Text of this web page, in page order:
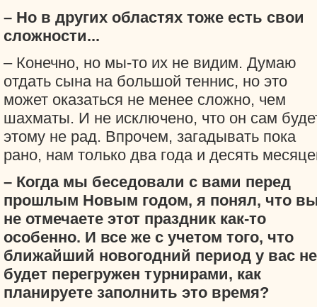
– Но в других областях тоже есть свои
сложности...
– Конечно, но мы-то их не видим. Думаю
отдать сына на большой теннис, но это
может оказаться не менее сложно, чем
шахматы. И не исключено, что он сам
этому не рад. Впрочем, загадывать пока
рано, нам только два года и десять
– Когда мы беседовали с вами перед
прошлым Новым годом, я понял, что
не отмечаете этот праздник как-то
особенно. И все же с учетом того, что
ближайший новогодний период у вас не
будет перегружен турнирами, как
планируете заполнить это время?